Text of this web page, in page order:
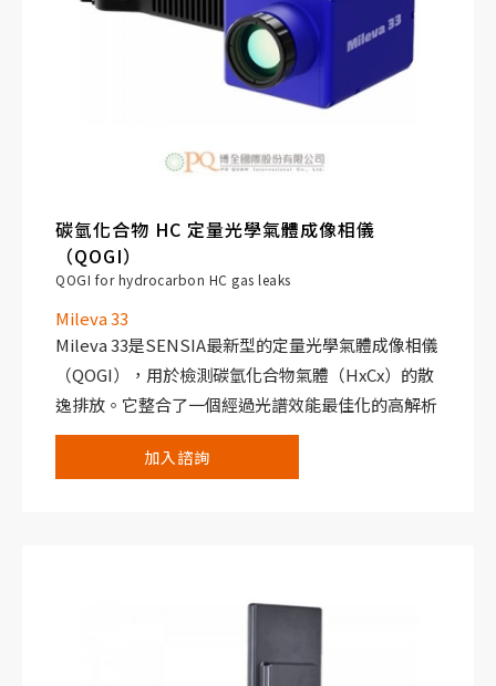
碳氫化合物 HC 定量光學氣體成像相儀
（QOGI）
QOGI for hydrocarbon HC gas leaks
Mileva 33
Mileva 33是SENSIA最新型的定量光學氣體成像相儀
（QOGI），用於檢測碳氫化合物氣體（HxCx）的散
逸排放。它整合了一個經過光譜效能最佳化的高解析
致冷式感測器，提高了對洩漏的檢測靈敏度，最小可
檢測到 0.4 g/h的CH4（甲烷）。
檢測距離大於 100 ｍ，並可立即記錄和播放 VOC 洩
加入諮詢